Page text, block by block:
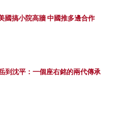
國搞小院高牆 中國推多邊合作
到沈平：一個座右銘的兩代傳承